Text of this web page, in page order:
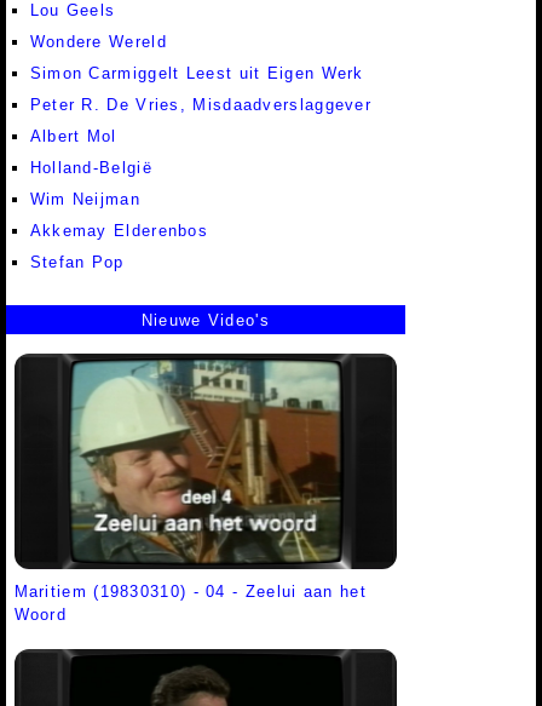
Lou Geels
Wondere Wereld
Simon Carmiggelt Leest uit Eigen Werk
Peter R. De Vries, Misdaadverslaggever
Albert Mol
Holland-België
Wim Neijman
Akkemay Elderenbos
Stefan Pop
Nieuwe Video's
Maritiem (19830310) - 04 - Zeelui aan het
Woord